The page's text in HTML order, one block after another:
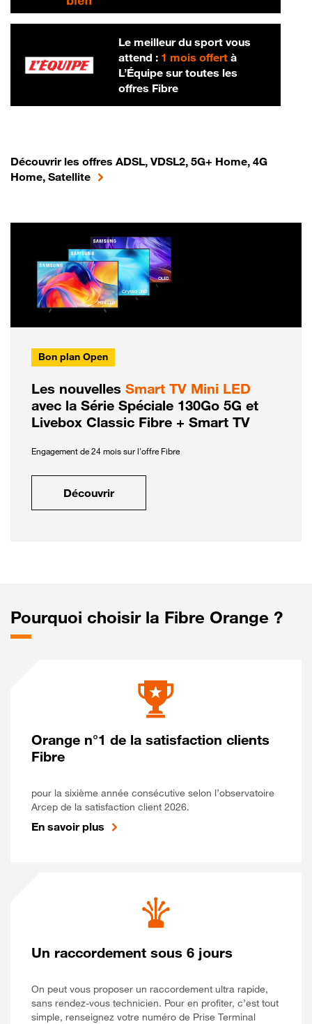
Le meilleur du sport vous
attend : 1 mois offertà
L’Équipe sur toutes les
offres Fibre
Découvrir les offres ADSL, VDSL2, 5G+ Home, 4G
Home, Satellite
Bon plan Open
Les nouvelles Smart TV Mini LED
avec la Série Spéciale 130Go 5G et
Livebox Classic Fibre + Smart TV
Engagement de 24 mois sur l'offre Fibre
Découvrir
Pourquoi choisir la Fibre Orange ?
Orange n°1 de la satisfaction clients
Fibre
pour la sixième année consécutive selon l’observatoire
Arcep de la satisfaction client 2026.
En savoir plus
Un raccordement sous 6 jours
On peut vous proposer un raccordement ultra rapide,
sans rendez-vous technicien. Pour en profiter, c’est tout
simple, renseignez votre numéro de Prise Terminal